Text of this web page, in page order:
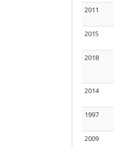
2011
2015
2018
2014
1997
2009